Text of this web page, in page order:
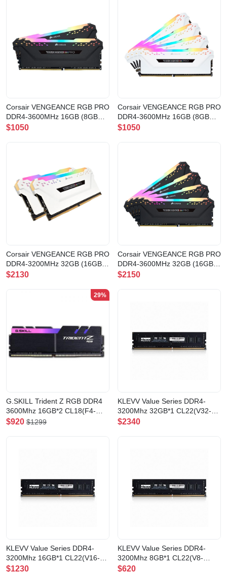
Corsair VENGEANCE RGB PRO
DDR4-3600MHz 16GB (8GB
x2) CL18
$1050
Corsair VENGEANCE RGB PRO
DDR4-3600MHz 16GB (8GB
x2) CL18
$1050
Corsair VENGEANCE RGB PRO
DDR4-3200MHz 32GB (16GB
x2) CL16
$2130
Corsair VENGEANCE RGB PRO
DDR4-3600MHz 32GB (16GB
x2) CL18
$2150
29%
G.SKILL Trident Z RGB DDR4
3600Mhz 16GB*2 CL18(F4-
3600C18D-32GTZR)
$920 $1299
KLEVV Value Series DDR4-
3200Mhz 32GB*1 CL22(V32-
KD4BGUA80-32N220A)
$2340
KLEVV Value Series DDR4-
3200Mhz 16GB*1 CL22(V16-
KD4AGUA80-32N220A)
$1230
KLEVV Value Series DDR4-
3200Mhz 8GB*1 CL22(V8-
KD48GU880-32N220A)
$620